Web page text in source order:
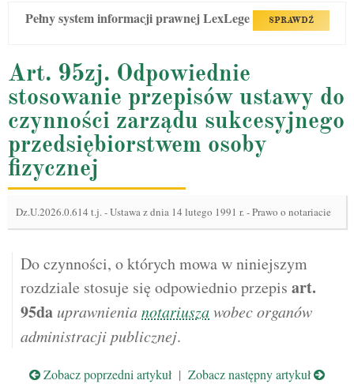
Pełny system informacji prawnej LexLege SPRAWDŹ
Art. 95zj. Odpowiednie
stosowanie przepisów ustawy do
czynności zarządu sukcesyjnego
przedsiębiorstwem osoby
fizycznej
Dz.U.2026.0.614 t.j.-Ustawa z dnia 14 lutego 1991 r. - Prawo o notariacie
Do czynności, o których mowa w niniejszym
rozdziale stosuje się odpowiednio przepis art.
95da uprawnienianotariuszawobec organów
administracji publicznej.
Zobacz poprzedni artykuł | Zobacz następny artykuł